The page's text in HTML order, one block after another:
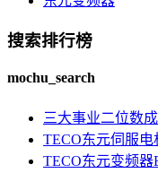
搜索排行榜
mochu_search
三大事业二位数
TECO东元伺服电
TECO东元变频器